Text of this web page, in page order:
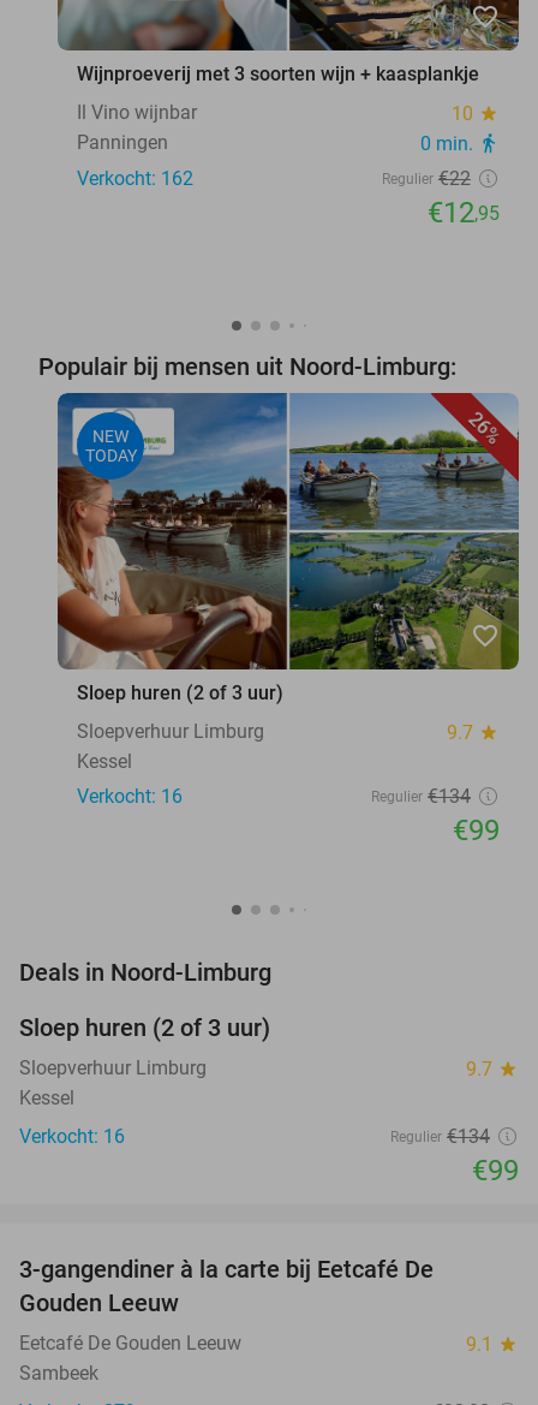
favorite_border
Wijnproeverij met 3 soorten wijn + kaasplankje
Il Vino wijnbar
10 star
Panningen 0 min. directions_walk
Verkocht: 162 Regulier €22
€12,95
Populair bij mensen uit Noord-Limburg:
26%
NEW
TODAY
favorite_border
Sloep huren (2 of 3 uur)
Sloepverhuur Limburg
9.7 star
Kessel
Verkocht: 16
Regulier €134
€99
Deals in Noord-Limburg
NEW
TODAY
Sloep huren (2 of 3 uur)
Sloepverhuur Limburg 9.7 star
Kessel
Verkocht: 16
Regulier €134
€99
3-gangendiner à la carte bij Eetcafé De
Gouden Leeuw
Eetcafé De Gouden Leeuw 9.1 star
Sambeek